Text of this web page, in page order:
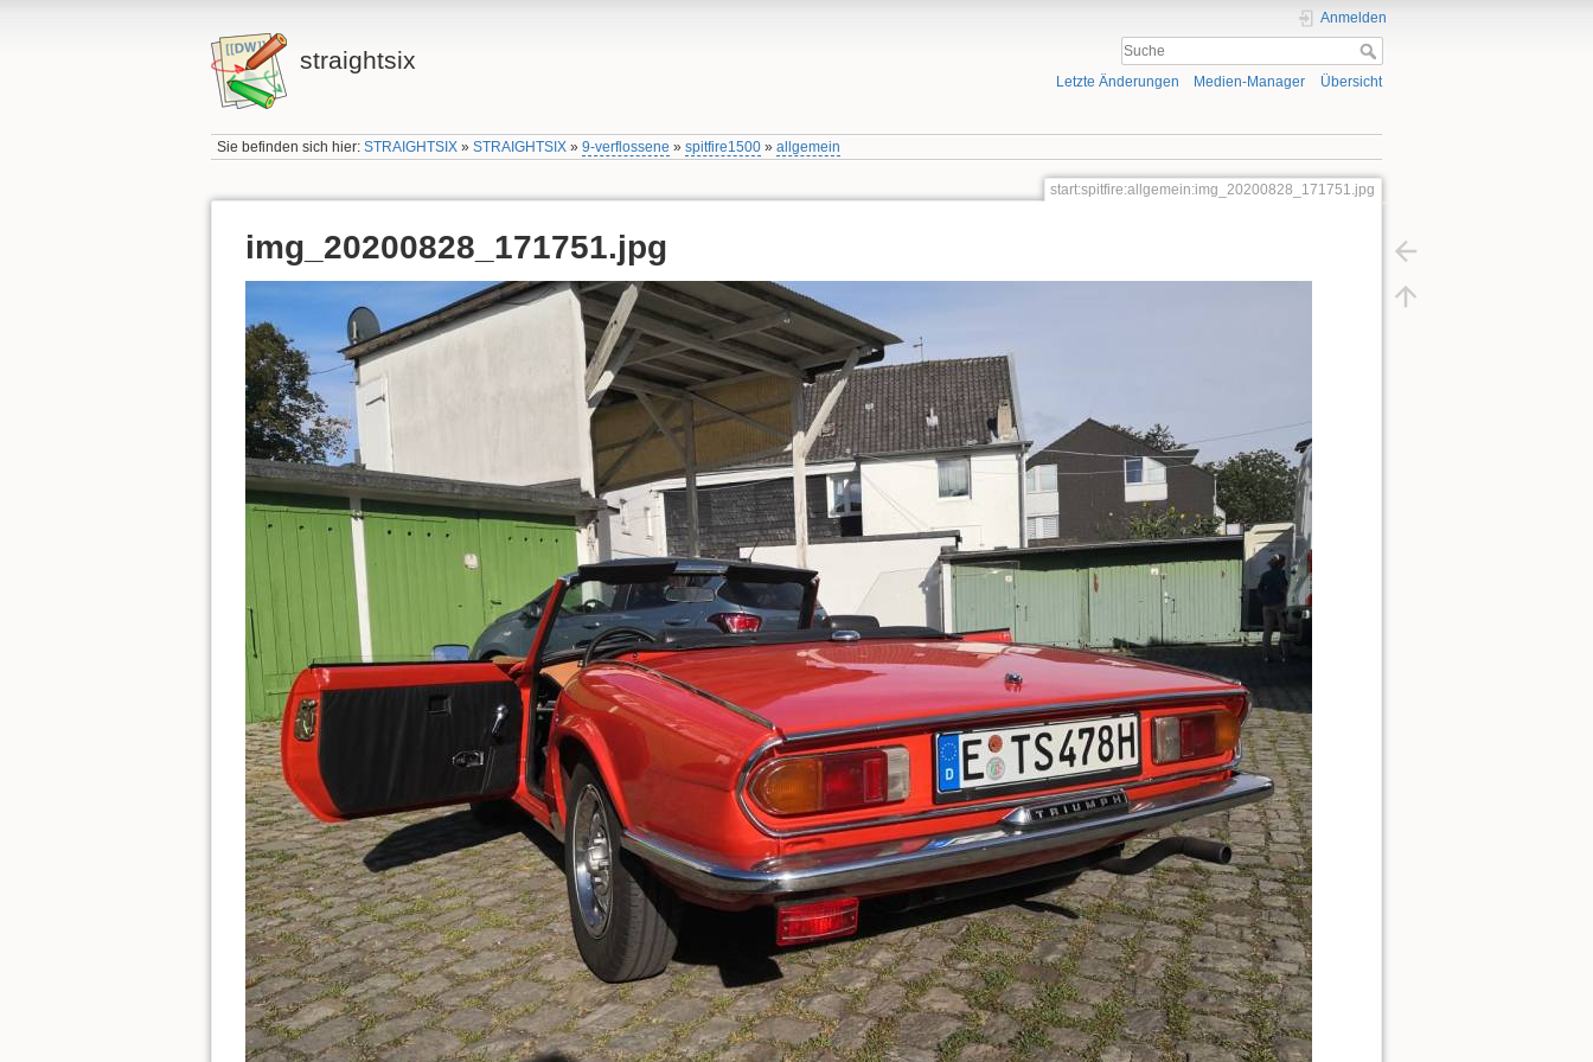
straightsix
Anmelden
Letzte Änderungen Medien-Manager Übersicht
Sie befinden sich hier: STRAIGHTSIX» STRAIGHTSIX» 9-verflossene » spitfire1500» allgemein
start:spitfire:allgemein:img_20200828_171751.jpg
img_20200828_171751.jpg